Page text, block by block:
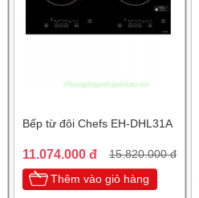
Bếp từ đôi Chefs EH-DHL31A
11.074.000 đ 15.820.000 đ
Thêm vào giỏ hàng